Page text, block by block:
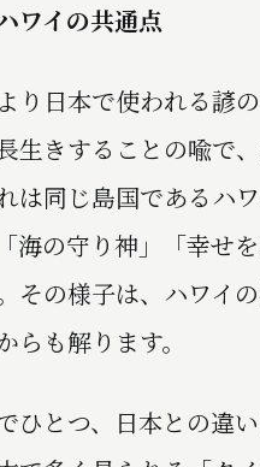
ワイの共通点
り日本で使われる諺
生きすることの喩で
は同じ島国であるハ
海の守り神」「幸せ
その様子は、ハワイ
らも解ります。
ひとつ、日本との違